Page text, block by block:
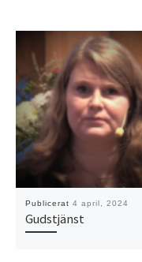
Publicerat 4 april, 2024
Gudstjänst